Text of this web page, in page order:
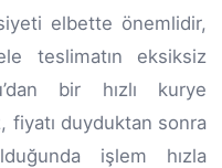
elbette önemlidir,
teslimatın eksiksiz
bir hızlı kurye
fiyatı duyduktan sonra
işlem hızla